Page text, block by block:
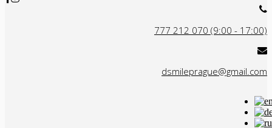
777 212 070 (9:00 - 17:00)
dsmileprague@gmail.com